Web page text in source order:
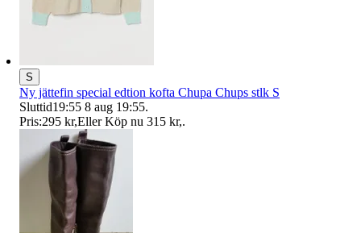
S
Ny jättefin special edtion kofta Chupa Chups stlk S
Sluttid19:55 8 aug 19:55.
Pris:295 kr,Eller Köp nu 315 kr,.